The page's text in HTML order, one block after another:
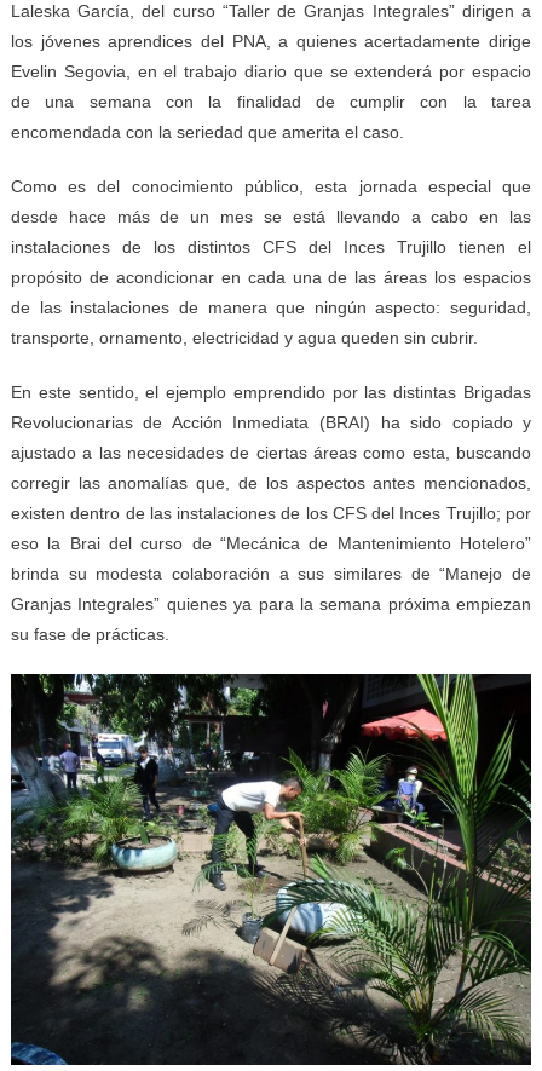
Laleska García, del curso “Taller de Granjas Integrales” dirigen a
los jóvenes aprendices del PNA, a quienes acertadamente dirige
Evelin Segovia, en el trabajo diario que se extenderá por espacio
de una semana con la finalidad de cumplir con la tarea
encomendada con la seriedad que amerita el caso.
Como es del conocimiento público, esta jornada especial que
desde hace más de un mes se está llevando a cabo en las
instalaciones de los distintos CFS del Inces Trujillo tienen el
propósito de acondicionar en cada una de las áreas los espacios
de las instalaciones de manera que ningún aspecto: seguridad,
transporte, ornamento, electricidad y agua queden sin cubrir.
En este sentido, el ejemplo emprendido por las distintas Brigadas
Revolucionarias de Acción Inmediata (BRAI) ha sido copiado y
ajustado a las necesidades de ciertas áreas como esta, buscando
corregir las anomalías que, de los aspectos antes mencionados,
existen dentro de las instalaciones de los CFS del Inces Trujillo; por
eso la Brai del curso de “Mecánica de Mantenimiento Hotelero”
brinda su modesta colaboración a sus similares de “Manejo de
Granjas Integrales” quienes ya para la semana próxima empiezan
su fase de prácticas.